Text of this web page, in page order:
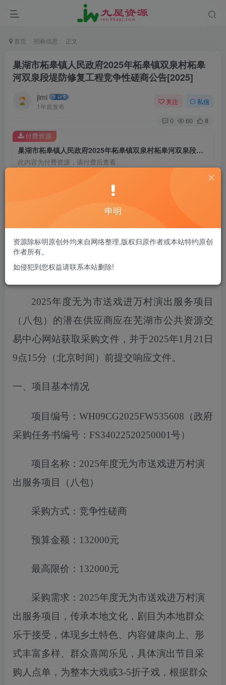
首页 招标信息 正文
巢湖市柘皋镇人民政府2025年柘皋镇双泉村柘皋
河双泉段堤防修复工程竞争性磋商公告[2025]
jimi
1年前发布
关注 私信
0 60 8
巢湖市柘皋镇人民政府2025年柘皋镇双泉村柘皋河双泉段堤防修复工程竞争性磋商公告[2025]
此内容为付费资源，请付费后查看
20
您当前未登录！建议登陆后购买，可保存购买订单
付费资源
项目概况
2025年度无为市送戏进万村演出服务项目
（八包） 的潜在供应商应在芜湖市公共资源交
易中心网站获取采购文件， 并于2025年1 月 21 日
9点15分 （北京时间）前提交响应文件。
一、项目基本情况
项目编号：WH09CG2025FW535608 （政府
采购任务书编号： FS34022520250001号）
项目名称： 2025年度无为市送戏进万村演
出服务项目（八包）
采购方式：竞争性磋商
预算金额： 132000元
最高限价： 132000元
采购需求： 2025年度无为市送戏进万村演
出服务项目
， 传承本地文化，剧目为本地群众
乐于接受，体现乡土特色、内容健康向上、形
式丰富多样、群众喜闻乐见，具体演出节目采
购人点单，为整本大戏或3-5折子戏，根据群众
申明
资源除标明原创外均来自网络整理,版权归原作者或本站特约原创
作者所有。
如侵犯到您权益请联系本站删除!